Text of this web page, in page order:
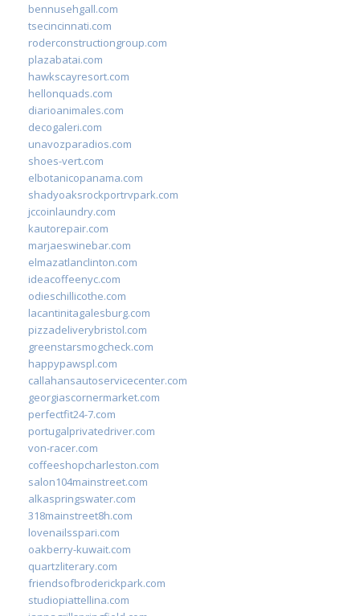
bennusehgall.com
tsecincinnati.com
roderconstructiongroup.com
plazabatai.com
hawkscayresort.com
hellonquads.com
diarioanimales.com
decogaleri.com
unavozparadios.com
shoes-vert.com
elbotanicopanama.com
shadyoaksrockportrvpark.com
jccoinlaundry.com
kautorepair.com
marjaeswinebar.com
elmazatlanclinton.com
ideacoffeenyc.com
odieschillicothe.com
lacantinitagalesburg.com
pizzadeliverybristol.com
greenstarsmogcheck.com
happypawspl.com
callahansautoservicecenter.com
georgiascornermarket.com
perfectfit24-7.com
portugalprivatedriver.com
von-racer.com
coffeeshopcharleston.com
salon104mainstreet.com
alkaspringswater.com
318mainstreet8h.com
lovenailsspari.com
oakberry-kuwait.com
quartzliterary.com
friendsofbroderickpark.com
studiopiattellina.com